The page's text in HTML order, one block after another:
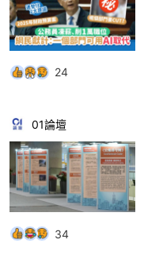
24
01論壇
34